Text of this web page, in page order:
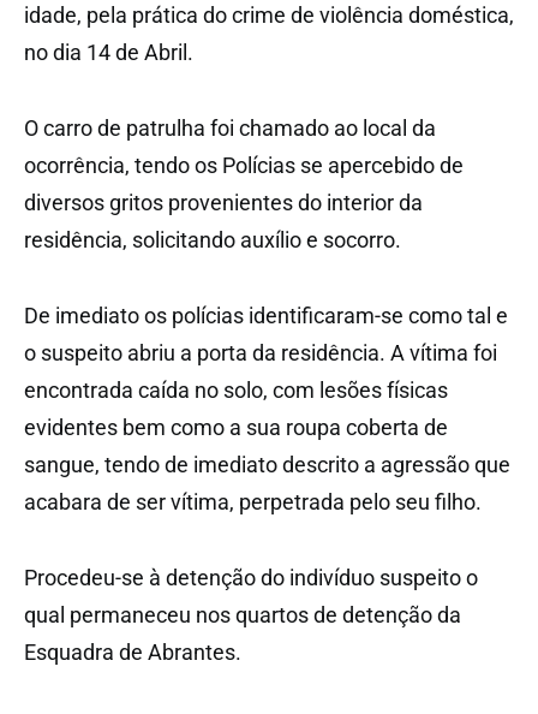
idade, pela prática do crime de violência doméstica,
no dia 14 de Abril.
O carro de patrulha foi chamado ao local da
ocorrência, tendo os Polícias se apercebido de
diversos gritos provenientes do interior da
residência, solicitando auxílio e socorro.
De imediato os polícias identificaram-se como tal e
o suspeito abriu a porta da residência. A vítima foi
encontrada caída no solo, com lesões físicas
evidentes bem como a sua roupa coberta de
sangue, tendo de imediato descrito a agressão que
acabara de ser vítima, perpetrada pelo seu filho.
Procedeu-se à detenção do indivíduo suspeito o
qual permaneceu nos quartos de detenção da
Esquadra de Abrantes.